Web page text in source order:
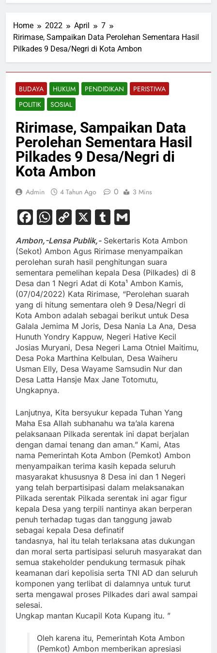
Home 2022 April
7
Ririmase, Sampaikan Data Perolehan Sementara Hasil
Pilkades 9 Desa/Negri di Kota Ambon
BUDAYA HUKUM PENDIDIKAN
PERISTIWA
POLITIK
SOSIAL
Ririmase, Sampaikan Data
Perolehan Sementara Hasil
Pilkades 9 Desa/Negri di
Kota Ambon
Admin 4 Tahun Ago 0 3 Mins
Facebook
WhatsApp
Copy
Link
X Tumblr
Ambon,-Lensa Publik,-Sekertaris Kota Ambon
(Sekot) Ambon Agus Ririmase menyampaikan
perolehan surah hasil penghitungan suara
sementara pemelihan kepala Desa (Pilkades) di 8
Desa dan 1 Negri Adat di Kota¹ Ambon Kamis,
(07/04/2022) Kata Ririmase, “Perolehan suarah
yang di hitung sementara oleh 9 Desa/Negri di
Kota Ambon adalah sebagai berikut untuk Desa
Galala Jemima M Joris, Desa Nania La Ana, Desa
Hunuth Yondry Kappuw, Negeri Hative Kecil
Josias Muryani, Desa Negeri Lama Otniel Maitimu,
Desa Poka Marthina Kelbulan, Desa Waiheru
Usman Elly, Desa Wayame Samsudin Nur dan
Desa Latta Hansje Max Jane Totomutu,
Ungkapnya.
Lanjutnya, Kita bersyukur kepada Tuhan Yang
Maha Esa Allah subhanahu wa ta’ala karena
pelaksanaan Pilkada serentak ini dapat berjalan
dengan damai tenang dan aman.” Kami, Atas
nama Pemerintah Kota Ambon (Pemkot) Ambon
menyampaikan terima kasih kepada seluruh
masyarakat khususnya 8 Desa ini dan 1 Negeri
yang telah berpartisipasi dalam melaksanakan
Pilkada serentak Pilkada serentak ini agar figur
kepala Desa yang terpili nantinya akan berperan
penuh terhadap tugas dan tanggung jawab
sebagai kepala Desa definatif
tandasnya, hal itu telah terlaksana atas dukungan
dan moral serta partisipasi seluruh masyarakat dan
semua stakeholder pendukung termasuk pihak
keamanan dari kepolisia serta TNI AD dan seluruh
komponen yang terlibat di dalamnya untuk turut
serta mengawal proses Pilkades dari awal sampai
selesai.
Ungkap mantan Kucapil Kota Kupang itu. ”
Oleh karena itu, Pemerintah Kota Ambon
(Pemkot) Ambon memberikan apresiasi